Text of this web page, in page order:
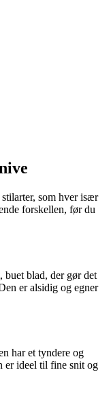
som hver især
forskellen, før du
buet blad, der gør det
er alsidig og egner
har et tyndere og
er ideel til fine snit og